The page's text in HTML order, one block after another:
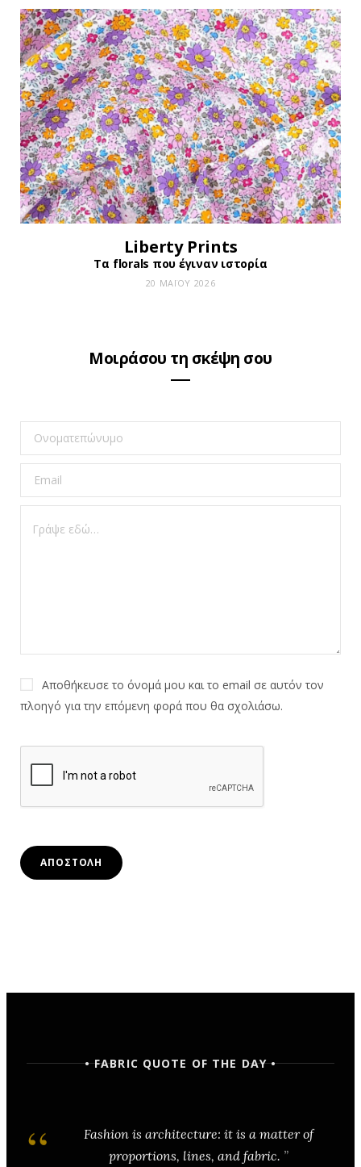
Liberty Prints
Τα florals που έγιναν ιστορία
20 ΜΑΪ́ΟΥ 2026
Μοιράσου τη σκέψη σου
Αποθήκευσε το όνομά μου και το email σε αυτόν τον
πλοηγό για την επόμενη φορά που θα σχολιάσω.
• FABRIC QUOTE OF THE DAY •
Fashion is architecture: it is a matter of
proportions, lines, and fabric.